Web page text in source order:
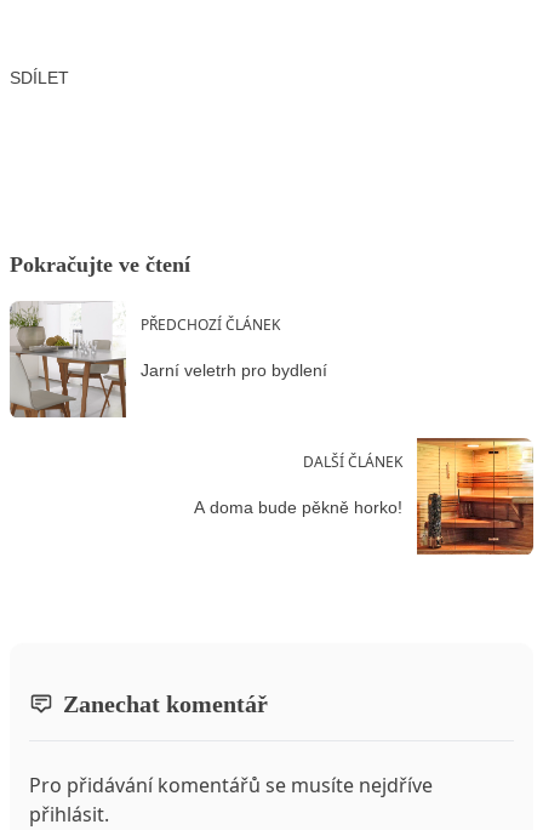
SDÍLET
Pokračujte ve čtení
PŘEDCHOZÍ ČLÁNEK
Jarní veletrh pro bydlení
DALŠÍ ČLÁNEK
A doma bude pěkně horko!
Zanechat komentář
Pro přidávání komentářů se musíte nejdříve
přihlásit.